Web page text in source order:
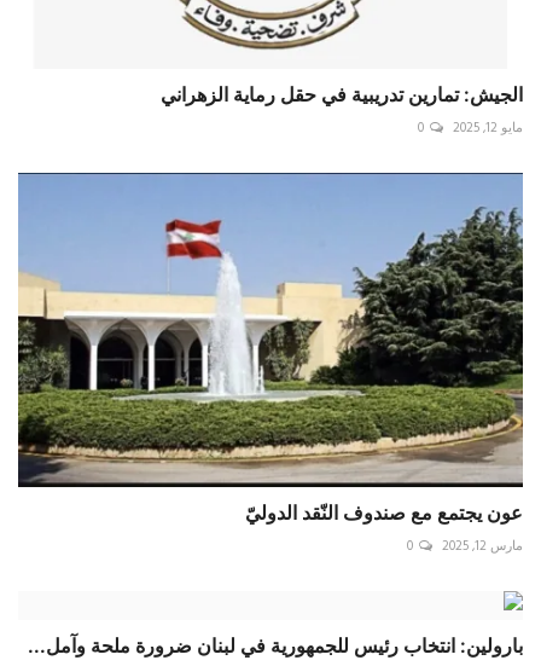
الجيش: تمارين تدريبية في حقل رماية الزهراني
مايو 12, 2025 0
عون يجتمع مع صندوف النّقد الدوليّ
مارس 12, 2025 0
بارولين: انتخاب رئيس للجمهورية في لبنان ضرورة ملحة وآمل...